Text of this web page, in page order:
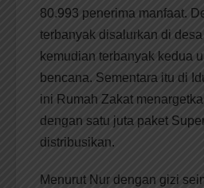
80.993 penerima manfaat.
terbanyak disalurkan di
kemudian terbanyak kedua
bencana. Sementara itu di
ini Rumah Zakat
dengan satu juta paket
distribusikan.
Menurut Nur dengan gizi